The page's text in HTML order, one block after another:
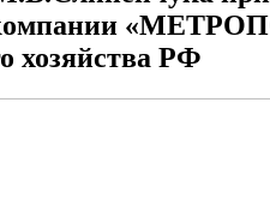
хозяйства РФ